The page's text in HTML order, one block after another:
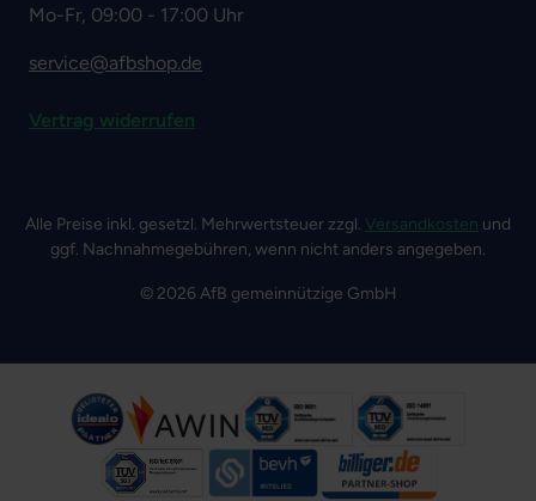
Mo-Fr, 09:00 - 17:00 Uhr
service@afbshop.de
Vertrag widerrufen
Alle Preise inkl. gesetzl. Mehrwertsteuer zzgl. Versandkosten und
ggf. Nachnahmegebühren, wenn nicht anders angegeben.
© 2026 AfB gemeinnützige GmbH